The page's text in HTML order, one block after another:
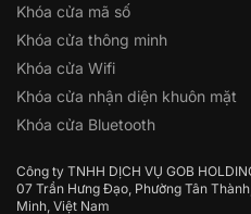
Khóa cửa mã số
Khóa cửa thông minh
Khóa cửa Wifi
Khóa cửa nhận diện khuôn mặt
Khóa cửa Bluetooth
Công ty TNHH DỊCH VỤ GOB
07 Trần Hưng Đạo, Phường Tân
Minh, Việt Nam